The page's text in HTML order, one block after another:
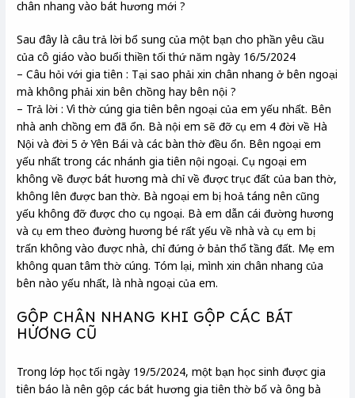
chân nhang vào bát hương mới ?
Sau đây là câu trả lời bổ sung của một bạn cho phần yêu cầu
của cô giáo vào buổi thiền tối thứ năm ngày 16/5/2024
– Câu hỏi với gia tiên : Tại sao phải xin chân nhang ở bên ngoại
mà không phải xin bên chồng hay bên nội ?
– Trả lời : Vì thờ cúng gia tiên bên ngoại của em yếu nhất. Bên
nhà anh chồng em đã ổn. Bà nội em sẽ đỡ cụ em 4 đời về Hà
Nội và đời 5 ở Yên Bái và các bàn thờ đều ổn. Bên ngoại em
yếu nhất trong các nhánh gia tiên nội ngoại. Cụ ngoại em
không về được bát hương mà chỉ về được trục đất của ban thờ,
không lên được ban thờ. Bà ngoại em bị hoả táng nên cũng
yếu không đỡ được cho cụ ngoại. Bà em dẫn cái đường hương
và cụ em theo đường hương bé rất yếu về nhà và cụ em bị
trấn không vào được nhà, chỉ đứng ở bản thổ tầng đất. Mẹ em
không quan tâm thờ cúng. Tóm lại, mình xin chân nhang của
bên nào yếu nhất, là nhà ngoại của em.
GỘP CHÂN NHANG KHI GỘP CÁC BÁT
HƯƠNG CŨ
Trong lớp học tối ngày 19/5/2024, một bạn học sinh được gia
tiên báo là nên gộp các bát hương gia tiên thờ bố và ông bà